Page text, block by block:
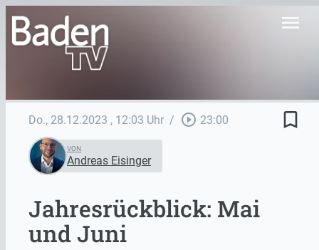
menu
Do., 28.12.2023 , 12:03 Uhr / play_circle_outline 23:00 bookmark_border
VON
Andreas Eisinger
Jahresrückblick: Mai
und Juni